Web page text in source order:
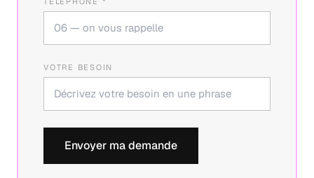
VOTRE BESOIN
Envoyer ma demande